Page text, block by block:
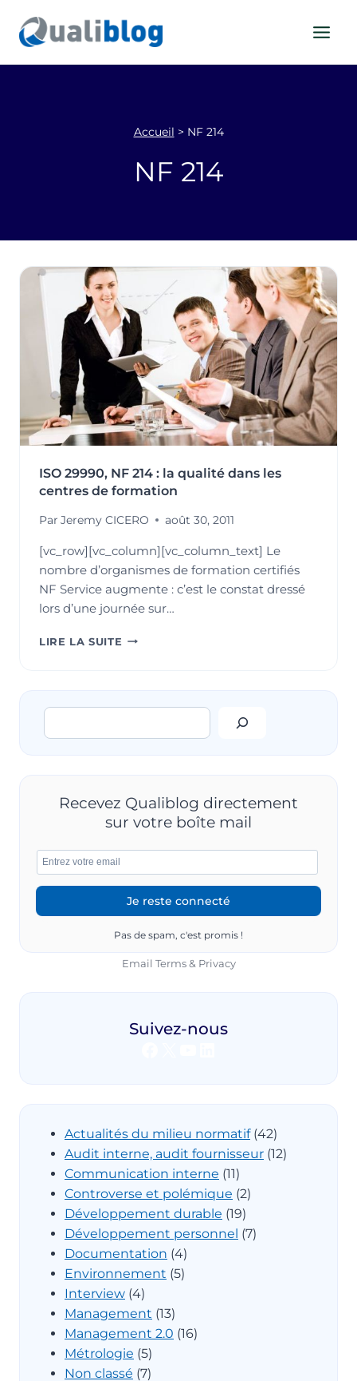
contenu
Accueil > NF 214
NF 214
ISO 29990, NF 214 : la qualité dans les
centres de formation
Par Jeremy CICERO août 30, 2011
[vc_row][vc_column][vc_column_text] Le
nombre d’organismes de formation certifiés
NF Service augmente : c’est le constat dressé
lors d’une journée sur…
LIRE LA SUITE ISO
DE
FORMATION
Rechercher
Recevez Qualiblog directement
sur votre boîte mail
Pas de spam, c'est promis !
Email Terms& Privacy
Suivez-nous
Actualités du milieu normatif(42)
Audit interne, audit fournisseur (12)
Communication interne (11)
Controverse et polémique (2)
Développement durable (19)
Développement personnel (7)
Documentation (4)
Environnement (5)
Interview (4)
Management (13)
Management 2.0 (16)
Métrologie (5)
Non classé (7)